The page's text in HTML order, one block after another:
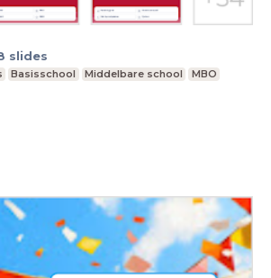
slides
Basisschool Middelbare school
MBO